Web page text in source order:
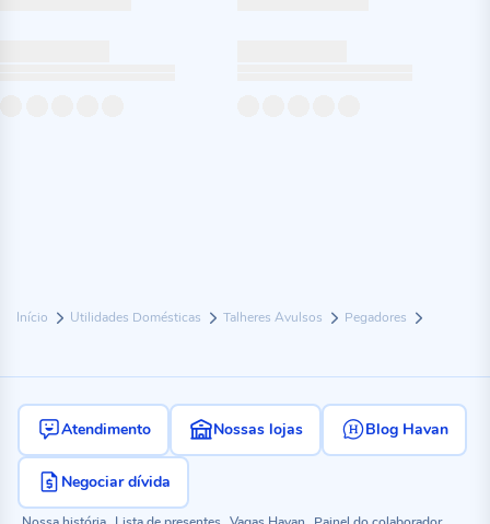
Início Utilidades Domésticas Talheres Avulsos Pegadores
Atendimento Nossas lojas Blog Havan
Negociar dívida